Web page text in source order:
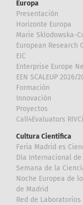
Europa
Presentación
Horizonte Europa
Marie Sklodowska-
European Research
EIC
Enterprise Europe
EEN SCALEUP 2026/
Formación
Innovación
Proyectos
Call4Evaluators
Cultura Científica
Feria Madrid es
Día Internacional
Semana de la
Noche Europea de
de Madrid
Red de Laboratorios